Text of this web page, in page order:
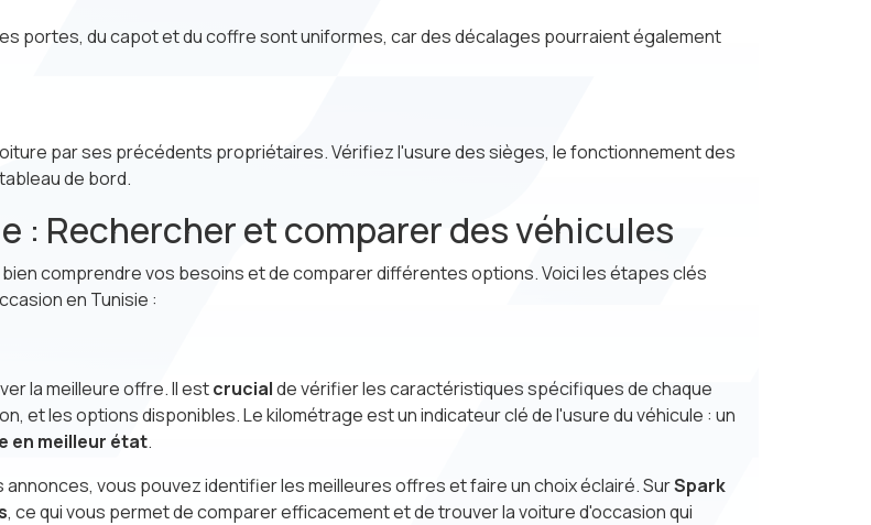
portes, du capot et du coffre sont uniformes, car des décalages pourraient également
par ses précédents propriétaires. Vérifiez l'usure des sièges, le fonctionnement des
de bord.
: Rechercher et comparer des véhicules
comprendre vos besoins et de comparer différentes options. Voici les étapes clés
en Tunisie :
la meilleure offre. Il estcrucialde vérifier les caractéristiques spécifiques de chaque
et les options disponibles. Le kilométrage est un indicateur clé de l'usure du véhicule : un
en meilleur état.
vous pouvez identifier les meilleures offres et faire un choix éclairé. SurSpark
, ce qui vous permet de comparer efficacement et de trouver la voiture d'occasion qui